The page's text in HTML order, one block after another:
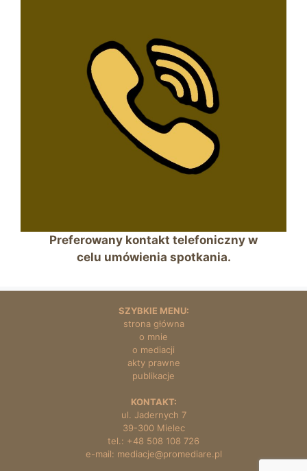
Preferowany kontakt telefoniczny w
celu umówienia spotkania.
SZYBKIE MENU:
strona główna
o mnie
o mediacji
akty prawne
publikacje
KONTAKT:
ul. Jadernych 7
39-300 Mielec
tel.: +48 508 108 726
e-mail: mediacje@promediare.pl